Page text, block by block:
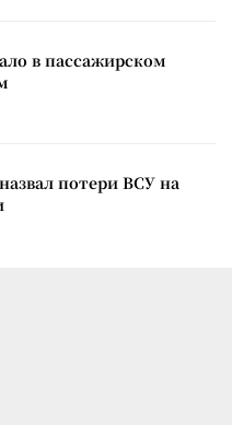
в пассажирском
потери ВСУ на